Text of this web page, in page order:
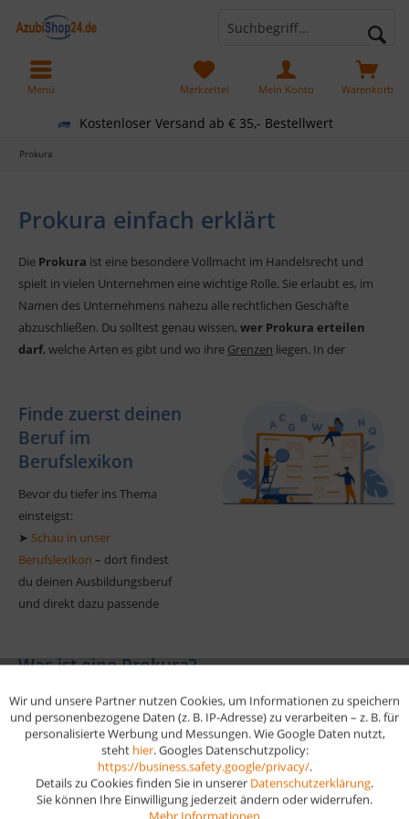
Kostenloser Versand ab € 35,- Bestellwert
Warenkorb
Merkzettel Mein Konto
Menü
Prokura
Prokura einfach erklärt
Die Prokura ist eine besondere Vollmacht im Handelsrecht und
spielt in vielen Unternehmen eine wichtige Rolle. Sie erlaubt es, im
Namen des Unternehmens nahezu alle rechtlichen Geschäfte
abzuschließen. Du solltest genau wissen, wer Prokura erteilen
darf, welche Arten es gibt und wo ihre Grenzen liegen. In der
Finde zuerst deinen
Beruf im
Berufslexikon
Bevor du tiefer ins Thema
einsteigst:
➤ Schau in unser
Berufslexikon – dort findest
du deinen Ausbildungsberuf
und direkt dazu passende
du in wenigen Klicks zur
Prüfungsvorbereitung.
➤ Suche direkt deinen Beruf
und finde passende
Lernhilfen
Was ist eine Prokura?
Die Prokura ist eineweitreichende handelsrechtliche
Vollmacht, die nur von einem im Handelsregister eingetragenen
Kaufmann erteilt werden darf. Sie berechtigt dazu, alle Arten von
gerichtlichen und außergerichtlichen Geschäften zu tätigen, die mit
dem Betrieb des Handelsgewerbes zusammenhängen – mit wenigen
gesetzlich geregelten Ausnahmen.
Funktionale Aktiv
Aktiv
Wir und unsere Partner nutzen Cookies, um Informationen zu speichern
und personenbezogene Daten (z. B. IP-Adresse) zu verarbeiten – z. B. für
personalisierte Werbung und Messungen. Wie Google Daten nutzt,
steht hier. Googles Datenschutzpolicy:
https://business.safety.google/privacy/.
Details zu Cookies finden Sie in unserer Datenschutzerklärung.
Sie können Ihre Einwilligung jederzeit ändern oder widerrufen.